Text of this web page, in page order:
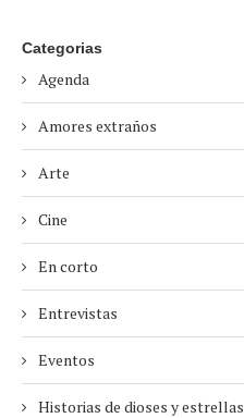
Categorias
Agenda
Amores extraños
Arte
Cine
En corto
Entrevistas
Eventos
Historias de dioses y estrellas